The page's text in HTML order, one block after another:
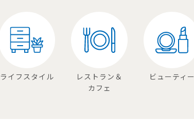
ライフスタイル
レストラン＆
カフェ
ビューティー